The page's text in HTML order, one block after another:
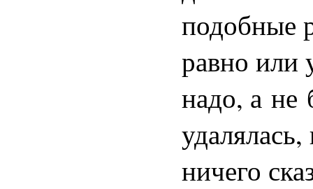
подобные
равно или
надо, а не
ничего